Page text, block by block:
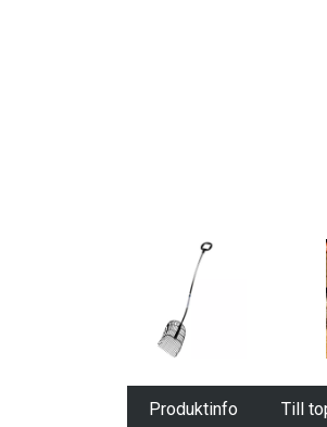
Produktinfo Till